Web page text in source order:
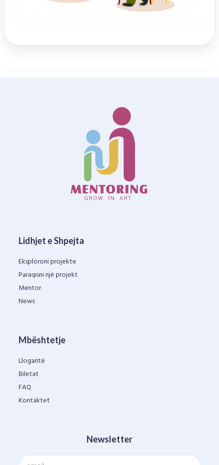
Lidhjet e Shpejta
Eksploroni projekte
Paraqisni një projekt
Mentor
News
Mbështetje
Llogaritë
Biletat
FAQ
Kontaktet
Newsletter